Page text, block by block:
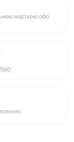
карткою або